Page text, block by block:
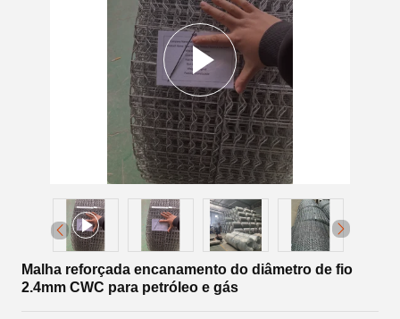
Malha reforçada encanamento do diâmetro de fio
2.4mm CWC para petróleo e gás